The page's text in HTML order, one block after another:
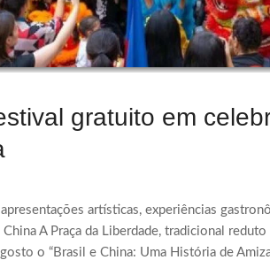
gratuito em
artísticas, experiências
A Praça da Liberdade, tradicional
o “Brasil e China: Uma História de